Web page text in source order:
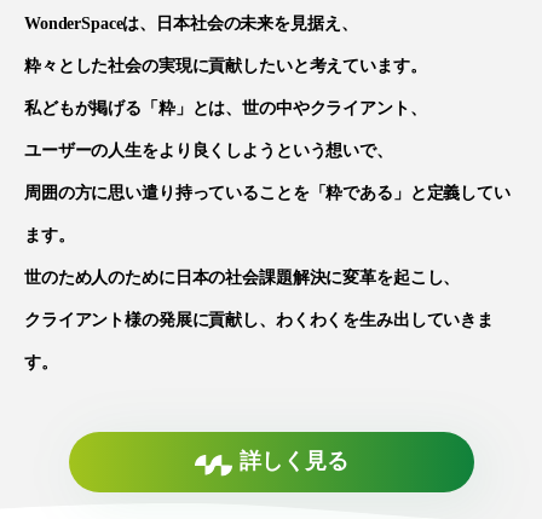
WonderSpaceは、日本社会の未来を見据え、
粋々とした社会の実現に貢献したいと考えています。
私どもが掲げる「粋」とは、世の中やクライアント、
ユーザーの人生をより良くしようという想いで、
周囲の方に思い遣り持っていることを「粋である」と定義してい
ます。
世のため人のために日本の社会課題解決に変革を起こし、
クライアント様の発展に貢献し、わくわくを生み出していきま
す。
詳しく見る